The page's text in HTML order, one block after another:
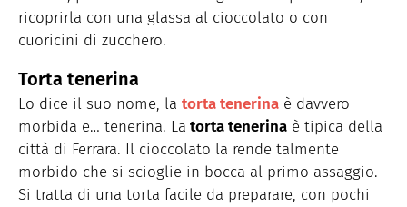
ricoprirla con una glassa al cioccolato o con
cuoricini di zucchero.
Torta tenerina
Lo dice il suo nome, la torta tenerina è davvero
morbida e… tenerina. La torta tenerina è tipica della
città di Ferrara. Il cioccolato la rende talmente
morbido che si scioglie in bocca al primo assaggio.
Si tratta di una torta facile da preparare, con pochi